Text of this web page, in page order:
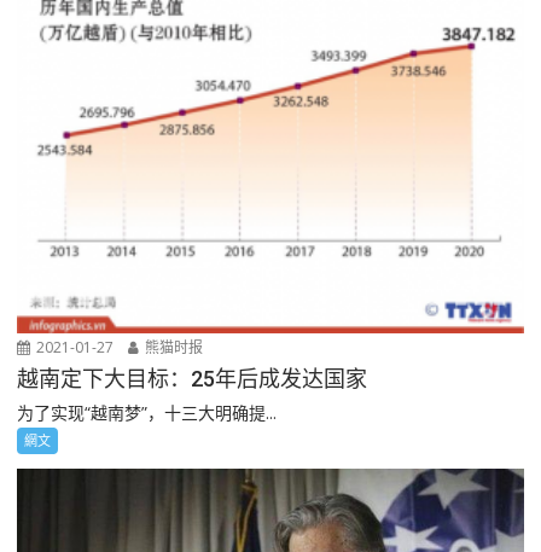
2021-01-27 熊猫时报
越南定下大目标：25年后成发达国家
为了实现“越南梦”，十三大明确提...
網文